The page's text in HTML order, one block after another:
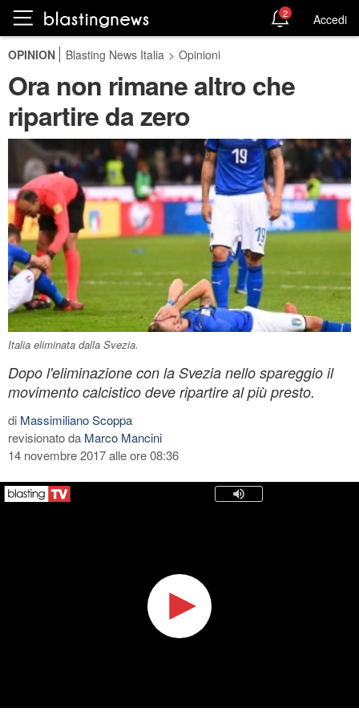
2 Accedi
OPINION Blasting News Italia > Opinioni
Ora non rimane altro che
ripartire da zero
Italia eliminata dalla Svezia.
Dopo l'eliminazione con la Svezia nello spareggio il
movimento calcistico deve ripartire al più presto.
di Massimiliano Scoppa
revisionato da Marco Mancini
14 novembre 2017 alle ore 08:36